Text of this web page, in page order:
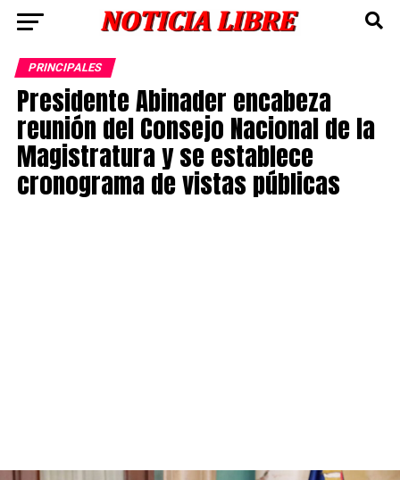
PRINCIPALES
Presidente Abinader encabeza
reunión del Consejo Nacional de la
Magistratura y se establece
cronograma de vistas públicas